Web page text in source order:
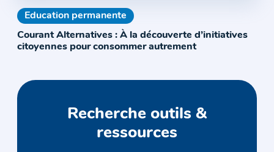
Education permanente
Courant Alternatives : À la découverte d’initiatives
citoyennes pour consommer autrement
Recherche outils &
ressources